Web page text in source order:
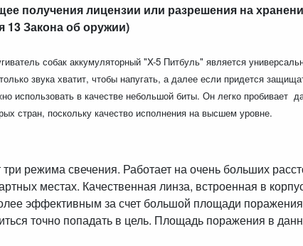
получения лицензии или разрешения на
13 Закона об оружии)
собак аккумуляторный "X-5 Питбуль" является
звука хватит, чтобы напугать, а далее если придется
использовать в качестве небольшой биты. Он легко пробивает
стран, поскольку качество исполнения на высшем уровне.
режима свечения. Работает на очень больших
местах. Качественная линза, встроенная в
эффективным за счет большой площади
точно попадать в цель. Площадь поражения в